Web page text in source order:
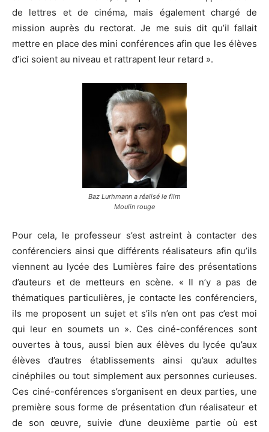
de lettres et de cinéma, mais également chargé de
mission auprès du rectorat. Je me suis dit qu’il fallait
mettre en place des mini conférences afin que les élèves
d’ici soient au niveau et rattrapent leur retard ».
Baz Lurhmann a réalisé le film
Moulin rouge
Pour cela, le professeur s’est astreint à contacter des
conférenciers ainsi que différents réalisateurs afin qu’ils
viennent au lycée des Lumières faire des présentations
d’auteurs et de metteurs en scène. « Il n’y a pas de
thématiques particulières, je contacte les conférenciers,
ils me proposent un sujet et s’ils n’en ont pas c’est moi
qui leur en soumets un ». Ces ciné-conférences sont
ouvertes à tous, aussi bien aux élèves du lycée qu’aux
élèves d’autres établissements ainsi qu’aux adultes
cinéphiles ou tout simplement aux personnes curieuses.
Ces ciné-conférences s’organisent en deux parties, une
première sous forme de présentation d’un réalisateur et
de son œuvre, suivie d’une deuxième partie où est